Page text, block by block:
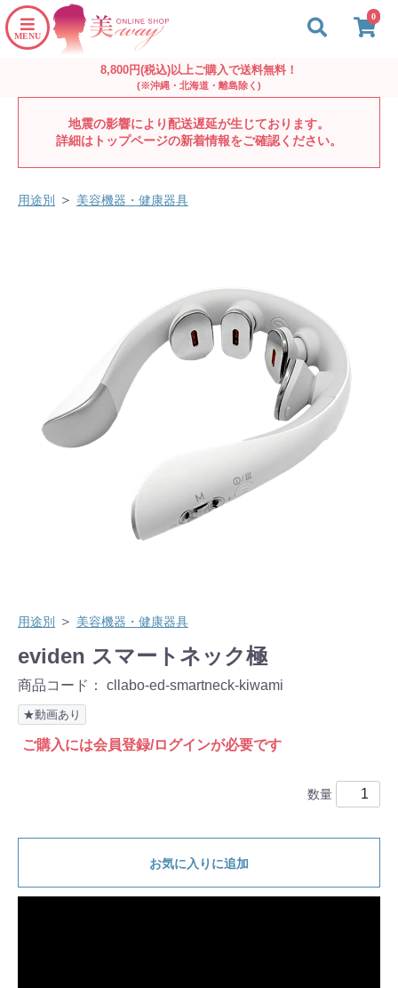
0
8,800円(税込)以上ご購入で送料無料！
(※沖縄・北海道・離島除く)
地震の影響により配送遅延が生じております。
詳細はトップページの新着情報をご確認ください。
用途別 ＞ 美容機器・健康器具
用途別 ＞ 美容機器・健康器具
eviden スマートネック極
商品コード： cllabo-ed-smartneck-kiwami
★動画あり
ご購入には会員登録/ログインが必要です
数量
お気に入りに追加